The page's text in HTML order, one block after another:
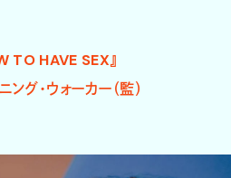
TO HAVE SEX』
ング・ウォーカー（監）